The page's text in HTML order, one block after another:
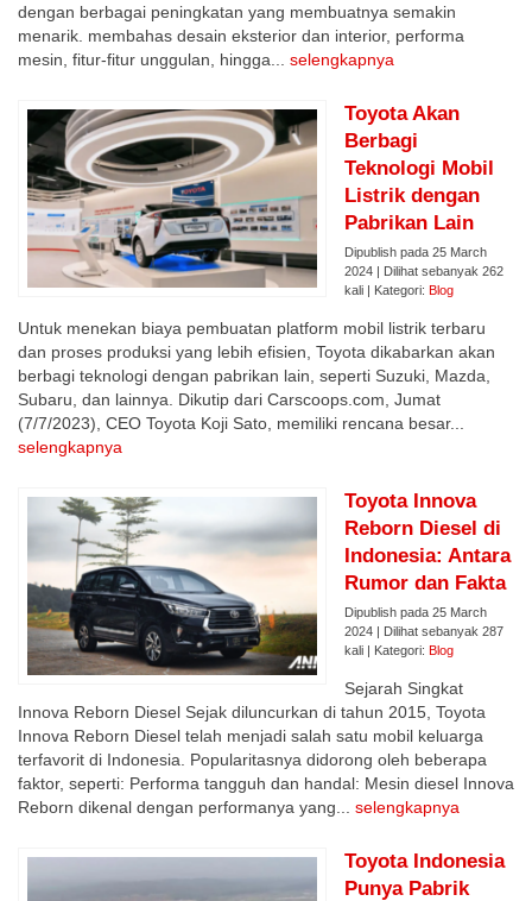
dengan berbagai peningkatan yang membuatnya semakin
menarik. membahas desain eksterior dan interior, performa
mesin, fitur-fitur unggulan, hingga... selengkapnya
Toyota Akan
Berbagi
Teknologi Mobil
Listrik dengan
Pabrikan Lain
Dipublish pada 25 March
2024 | Dilihat sebanyak 262
kali | Kategori: Blog
Untuk menekan biaya pembuatan platform mobil listrik terbaru
dan proses produksi yang lebih efisien, Toyota dikabarkan akan
berbagi teknologi dengan pabrikan lain, seperti Suzuki, Mazda,
Subaru, dan lainnya. Dikutip dari Carscoops.com, Jumat
(7/7/2023), CEO Toyota Koji Sato, memiliki rencana besar...
selengkapnya
Toyota Innova
Reborn Diesel di
Indonesia: Antara
Rumor dan Fakta
Dipublish pada 25 March
2024 | Dilihat sebanyak 287
kali | Kategori: Blog
Sejarah Singkat
Innova Reborn Diesel Sejak diluncurkan di tahun 2015, Toyota
Innova Reborn Diesel telah menjadi salah satu mobil keluarga
terfavorit di Indonesia. Popularitasnya didorong oleh beberapa
faktor, seperti: Performa tangguh dan handal: Mesin diesel Innova
Reborn dikenal dengan performanya yang... selengkapnya
Toyota Indonesia
Punya Pabrik